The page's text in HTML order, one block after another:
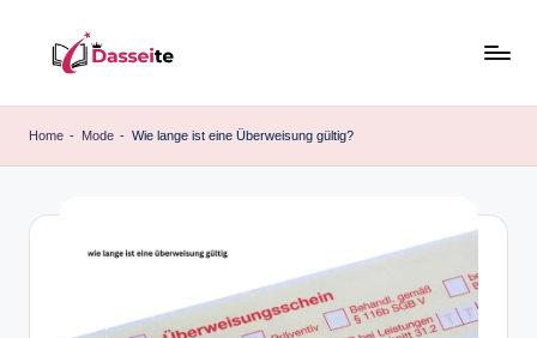
content
a
s
s
Home - Mode - Wie lange ist eine Überweisung gültig?